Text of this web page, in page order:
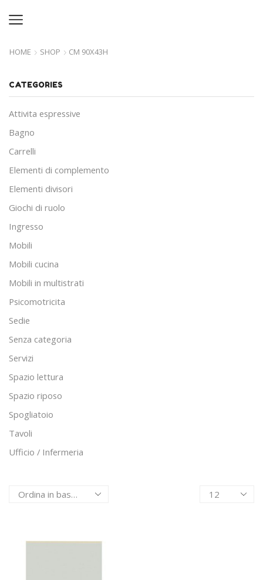
HOME SHOP CM 90X43H
Products
CATEGORIES
Attivita espressive
Bagno
Carrelli
Elementi di complemento
Elementi divisori
Giochi di ruolo
Ingresso
Mobili
Mobili cucina
Mobili in multistrati
Psicomotricita
Sedie
Senza categoria
Servizi
Spazio lettura
Spazio riposo
Spogliatoio
Tavoli
Ufficio / Infermeria